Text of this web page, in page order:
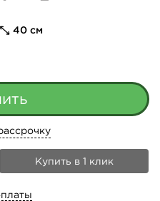
40 см
Купить в 1 клик